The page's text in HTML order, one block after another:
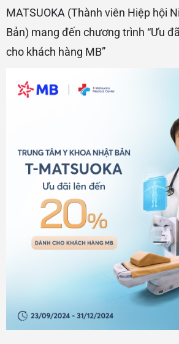
MATSUOKA (Thành viên Hiệp hội
Bản) mang đến chương trình “Ưu
cho khách hàng MB”